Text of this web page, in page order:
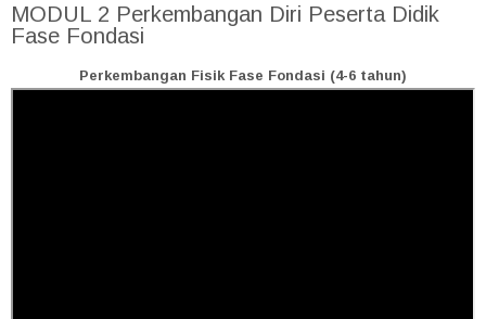
MODUL 2 Perkembangan Diri Peserta Didik
Fase Fondasi
Perkembangan Fisik Fase Fondasi (4-6 tahun)